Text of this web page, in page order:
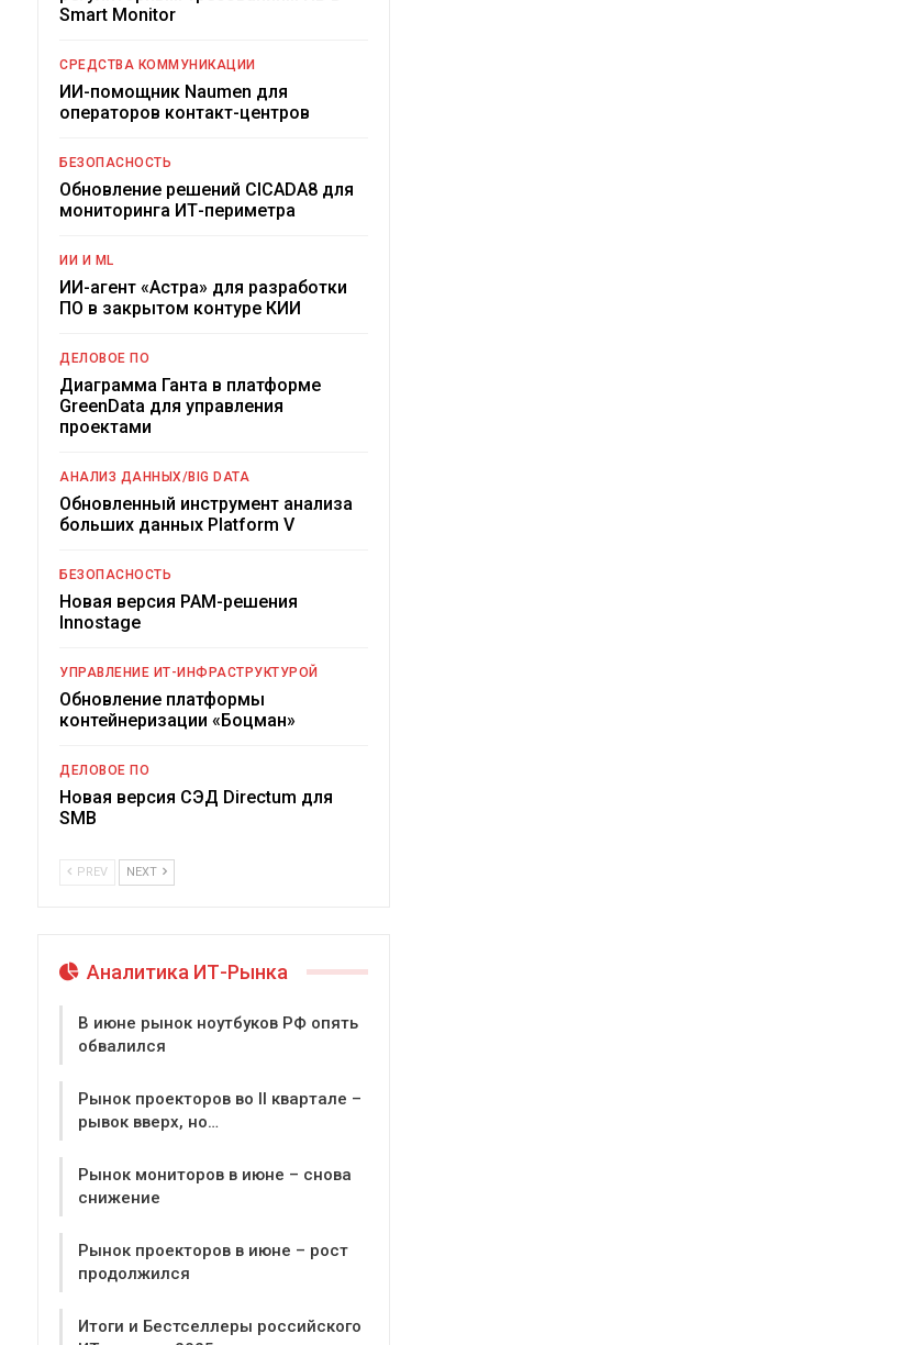
Smart Monitor
СРЕДСТВА КОММУНИКАЦИИ
ИИ-помощник Naumen для
операторов контакт-центров
БЕЗОПАСНОСТЬ
Обновление решений CICADA8 для
мониторинга ИТ-периметра
ИИ И ML
ИИ-агент «Астра» для разработки
ПО в закрытом контуре КИИ
ДЕЛОВОЕ ПО
Диаграмма Ганта в платформе
GreenData для управления
проектами
АНАЛИЗ ДАННЫХ/BIG DATA
Обновленный инструмент анализа
больших данных Platform V
БЕЗОПАСНОСТЬ
Новая версия PAM-решения
Innostage
УПРАВЛЕНИЕ ИТ-ИНФРАСТРУКТУРОЙ
Обновление платформы
контейнеризации «Боцман»
ДЕЛОВОЕ ПО
Новая версия СЭД Directum для
SMB
PREV NEXT
Аналитика ИТ-Рынка
В июне рынок ноутбуков РФ опять
обвалился
Рынок проекторов во II квартале –
рывок вверх, но…
Рынок мониторов в июне – снова
снижение
Рынок проекторов в июне – рост
продолжился
Итоги и Бестселлеры российского